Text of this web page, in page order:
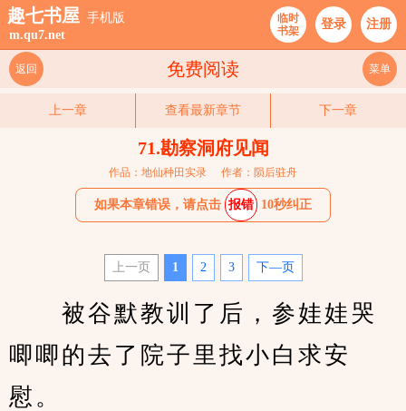
趣七书屋 手机版
m.qu7.net
临时
书架
登录 注册
免费阅读
返回 菜单
上一章 查看最新章节 下一章
71.勘察洞府见闻
作品：地仙种田实录 作者：陨后驻舟
如果本章错误，请点击 报错 10秒纠正
上一页 1 2 3 下—页
被谷默教训了后，参娃娃哭
唧唧的去了院子里找小白求安
慰。